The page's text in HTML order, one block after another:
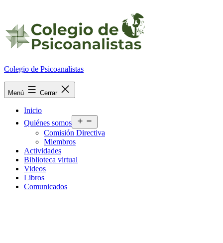
contenido
Colegio de Psicoanalistas
Menú Cerrar
Inicio
Quiénes somos
el
menú
Comisión Directiva
Miembros
Actividades
Biblioteca virtual
Videos
Libros
Comunicados